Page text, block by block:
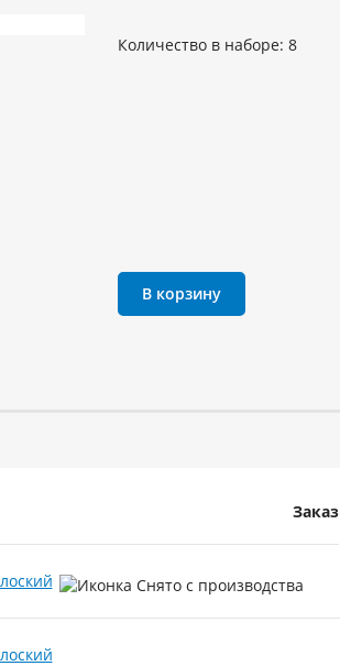
Количество в наборе: 8
В корзину
Заказ